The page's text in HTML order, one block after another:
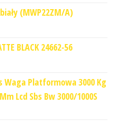
(MWP22ZM/A)
BLACK 24662-56
Waga Platformowa 3000 Kg
Lcd Sbs Bw 3000/1000S